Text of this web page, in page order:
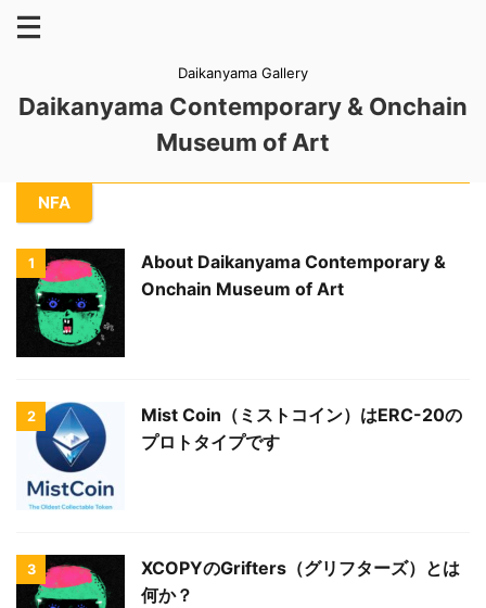
Daikanyama Gallery
Daikanyama Contemporary & Onchain
Museum of Art
NFA
1
About Daikanyama Contemporary &
Onchain Museum of Art
2
Mist Coin（ミストコイン）はERC-20の
プロトタイプです
3
XCOPYのGrifters（グリフターズ）とは
何か？